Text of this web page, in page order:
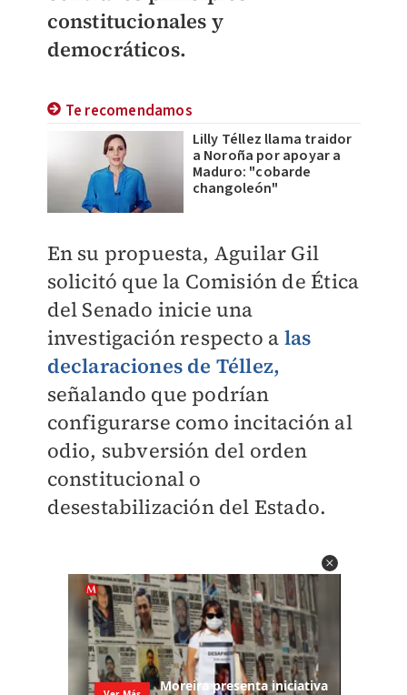
constitucionales y
democráticos.
Te recomendamos
Lilly Téllez llama traidor
a Noroña por apoyar a
Maduro: "cobarde
changoleón"
En su propuesta, Aguilar Gil
solicitó que la Comisión de Ética
del Senado inicie una
investigación respecto a las
declaraciones de Téllez,
señalando que podrían
configurarse como incitación al
odio, subversión del orden
constitucional o
desestabilización del Estado.